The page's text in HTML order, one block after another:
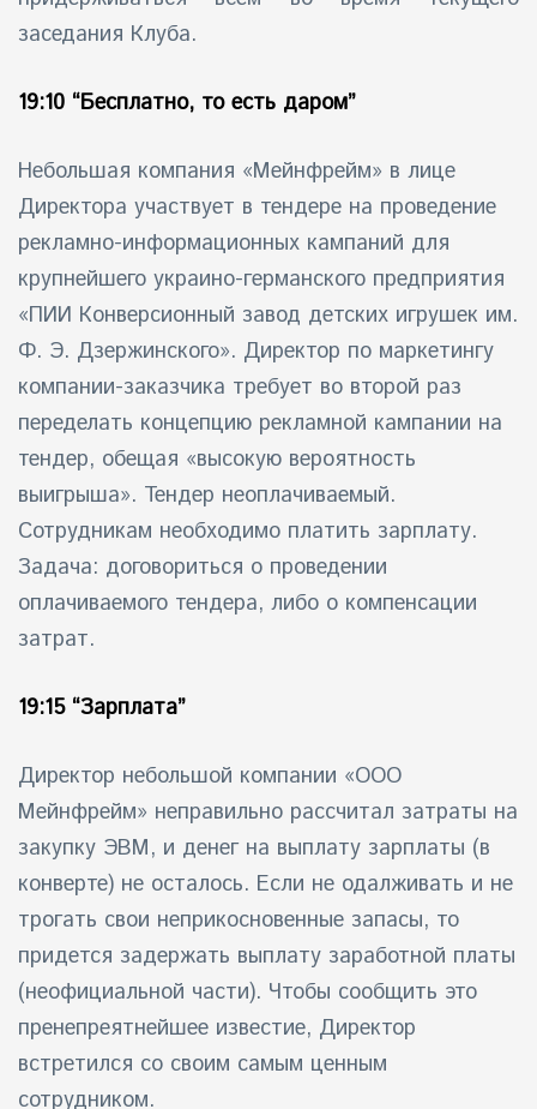
заседания Клуба.
19:10 “Бесплатно, то есть даром”
Небольшая компания «Мейнфрейм» в лице
Директора участвует в тендере на проведение
рекламно-информационных кампаний для
крупнейшего украино-германского предприятия
«ПИИ Конверсионный завод детских игрушек им.
Ф. Э. Дзержинского». Директор по маркетингу
компании-заказчика требует во второй раз
переделать концепцию рекламной кампании на
тендер, обещая «высокую вероятность
выигрыша». Тендер неоплачиваемый.
Сотрудникам необходимо платить зарплату.
Задача: договориться о проведении
оплачиваемого тендера, либо о компенсации
затрат.
19:15 “Зарплата”
Директор небольшой компании «ООО
Мейнфрейм» неправильно рассчитал затраты на
закупку ЭВМ, и денег на выплату зарплаты (в
конверте) не осталось. Если не одалживать и не
трогать свои неприкосновенные запасы, то
придется задержать выплату заработной платы
(неофициальной части). Чтобы сообщить это
пренепреятнейшее известие, Директор
встретился со своим самым ценным
сотрудником.